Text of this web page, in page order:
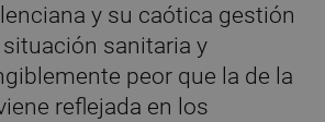
y su caótica gestión
sanitaria y
peor que la de la
reflejada en los